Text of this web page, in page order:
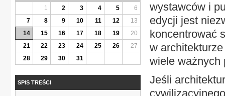
wystawców i
edycji jest
koncentrować
w
wiele ważnych
Jeśli
1
2 3 4 5
6
7
8 9 10 11 12
13
14
15 16 17 18 19
20
21
22 23 24 25 26
27
28
29 30 31
SPIS TREŚCI